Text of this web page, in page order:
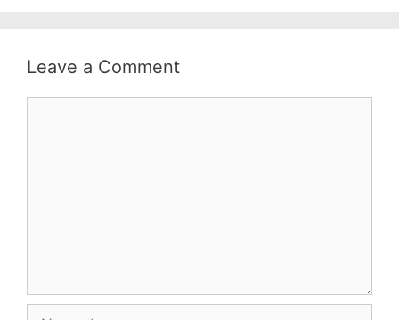
Leave a Comment